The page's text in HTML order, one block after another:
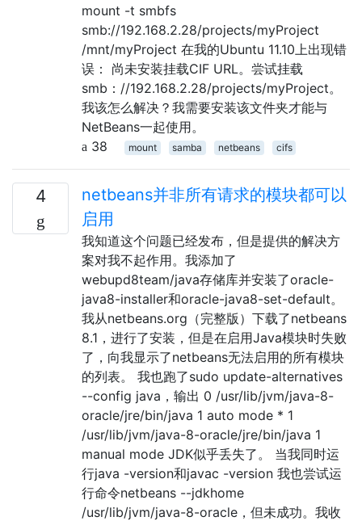
mount -t smbfs
smb://192.168.2.28/projects/myProject
/mnt/myProject 在我的Ubuntu 11.10上出现错
误： 尚未安装挂载CIF URL。尝试挂载
smb：//192.168.2.28/projects/myProject。
我该怎么解决？我需要安装该文件夹才能与
NetBeans一起使用。
38
mount samba netbeans cifs
4
netbeans并非所有请求的模块都可以
启用
我知道这个问题已经发布，但是提供的解决方
案对我不起作用。我添加了
webupd8team/java存储库并安装了oracle-
java8-installer和oracle-java8-set-default。
我从netbeans.org（完整版）下载了netbeans
8.1，进行了安装，但是在启用Java模块时失败
了，向我显示了netbeans无法启用的所有模块
的列表。 我也跑了sudo update-alternatives
--config java，输出 0 /usr/lib/jvm/java-8-
oracle/jre/bin/java 1 auto mode * 1
/usr/lib/jvm/java-8-oracle/jre/bin/java 1
manual mode JDK似乎丢失了。 当我同时运
行java -version和javac -version 我也尝试运
行命令netbeans --jdkhome
/usr/lib/jvm/java-8-oracle，但未成功。我收